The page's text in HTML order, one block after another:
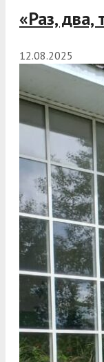
«Раз, два,
12.08.2025